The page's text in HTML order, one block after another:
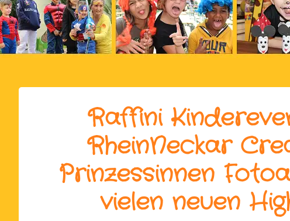
Raffini
RheinNeckar
Prinzessinnen
vielen neuen